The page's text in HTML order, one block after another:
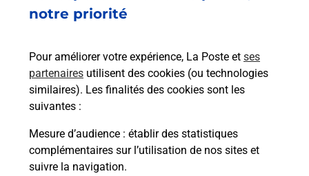
notre priorité
Pour améliorer votre expérience, La Poste et ses
partenaires utilisent des cookies (ou technologies
similaires). Les finalités des cookies sont les
suivantes :
Mesure d’audience : établir des statistiques
complémentaires sur l’utilisation de nos sites et
suivre la navigation.
2 RUE JEAN JAURES
En savoir plus
Malin !
La Poste
en ligne